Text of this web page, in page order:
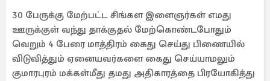
30 பேருக்கு மேற்பட்ட சிங்கள இளைஞர்கள் எமது
ஊருக்குள் வந்து தாக்குதல் மேற்கொண்டபோதும்
வெறும் 4 பேரை மாத்திரம் கைது செய்து பிணையில்
விடுவித்தும் ஏனையவர்களை கைது செய்யாமலும்
குமாரபுரம் மக்கள்மீது தமது அதிகாரத்தை பிரயோகித்து